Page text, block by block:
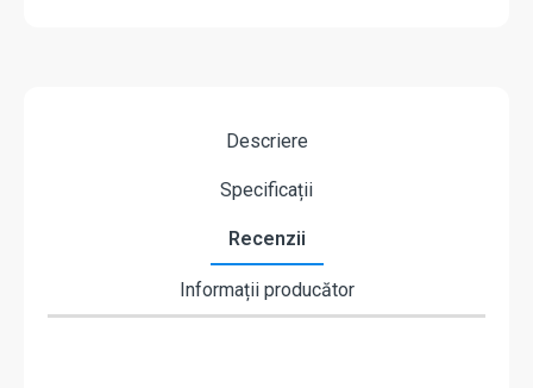
Descriere
Specificații
Recenzii
Informații producător